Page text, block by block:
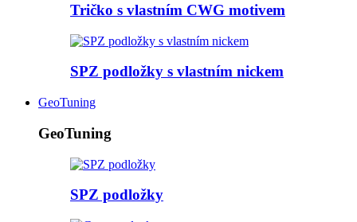
Tričko s vlastním CWG motivem
SPZ podložky s vlastním nickem
GeoTuning
GeoTuning
SPZ podložky